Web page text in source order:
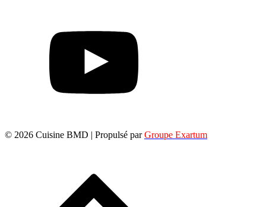
© 2026 Cuisine BMD | Propulsé parGroupe Exartum